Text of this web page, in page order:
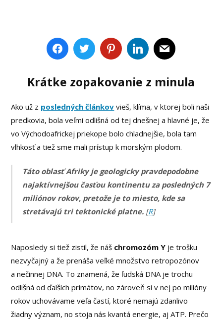
Krátke zopakovanie z minula
Ako už z posledných článkov vieš, klíma, v ktorej boli naši
predkovia, bola veľmi odlišná od tej dnešnej a hlavné je, že
vo Východoafrickej priekope bolo chladnejšie, bola tam
vlhkosť a tiež sme mali prístup k morským plodom.
Táto oblasť Afriky je geologicky pravdepodobne
najaktívnejšou časťou kontinentu za posledných 7
miliónov rokov, pretože je to miesto, kde sa
stretávajú tri tektonické platne. [R]
Naposledy si tiež zistil, že náš chromozóm Y je trošku
nezvyčajný a že prenáša veľké množstvo retropozónov
a nečinnej DNA. To znamená, že ľudská DNA je trochu
odlišná od ďalších primátov, no zároveň si v nej po milióny
rokov uchovávame veľa častí, ktoré nemajú zdanlivo
žiadny význam, no stoja nás kvantá energie, aj ATP. Prečo